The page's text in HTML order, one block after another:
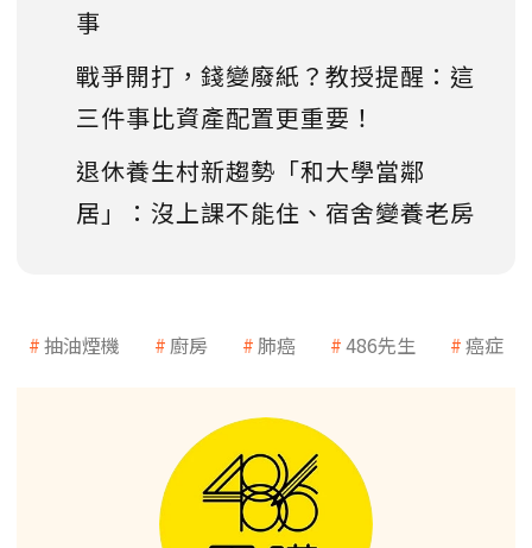
事
戰爭開打，錢變廢紙？教授提醒：這
三件事比資產配置更重要！
退休養生村新趨勢「和大學當鄰
居」：沒上課不能住、宿舍變養老房
抽油煙機 廚房 肺癌 486先生 癌症